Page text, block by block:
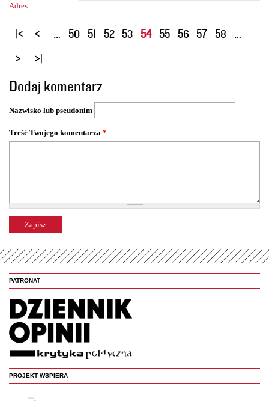
Adres
S
o
n
y
… 50 51 52 53 54 55 56 57 58 …
Dodaj komentarz
Nazwisko lub pseudonim
Treść Twojego komentarza *
PATRONAT
PROJEKT WSPIERA